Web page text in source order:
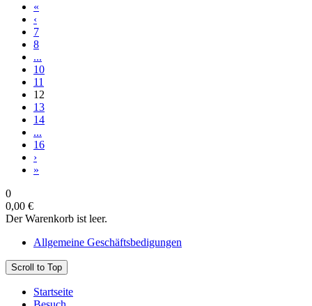
«
‹
7
8
...
10
11
12
13
14
...
16
›
»
0
0,00 €
Der Warenkorb ist leer.
Allgemeine Geschäftsbedigungen
Scroll to Top
Startseite